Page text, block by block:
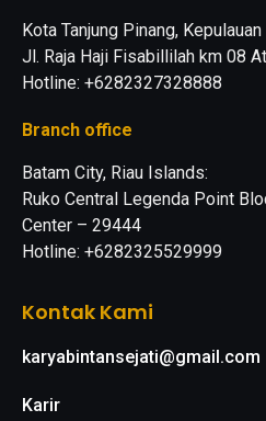
Kota Tanjung Pinang, Kepulauan
Jl. Raja Haji Fisabillilah km 08
Hotline: +6282327328888
Branch office
Batam City, Riau Islands:
Ruko Central Legenda Point
Center – 29444
Hotline: +6282325529999
Kontak Kami
karyabintansejati@gmail.com
Karir